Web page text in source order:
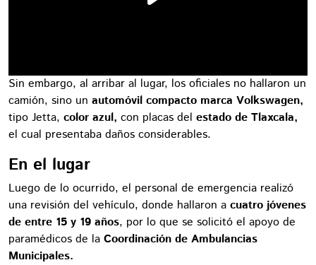
Sin embargo, al arribar al lugar, los oficiales no hallaron un
camión, sino un automóvil compacto marca Volkswagen,
tipo Jetta, color azul, con placas del estado de Tlaxcala,
el cual presentaba daños considerables.
En el lugar
Luego de lo ocurrido, el personal de emergencia realizó
una revisión del vehículo, donde hallaron a cuatro jóvenes
de entre 15 y 19 años, por lo que se solicitó el apoyo de
paramédicos de la Coordinación de Ambulancias
Municipales.